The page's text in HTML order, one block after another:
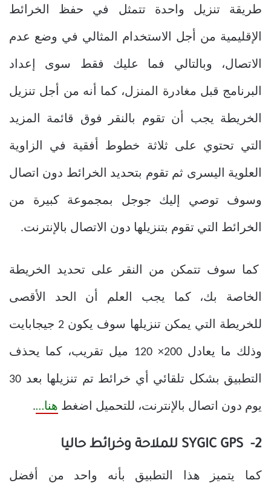
طريقة تنزيل واحدة تتمثل في حفظ الخرائط
الإقليمية من أجل الاستخدام المثالي في وضع عدم
الاتصال، وبالتالي فما عليك فقط سوى إعداد
البرنامج قبل مغادرة المنزل، كما أنه من أجل تنزيل
الخريطة يجب أن تقوم بالنقر فوق قائمة المزيد
التي تحتوي على ثلاثة خطوط أفقية في الزاوية
العلوية اليسرى ثم تقوم بتحديد الخرائط دون اتصال
وسوف توصي إليك جوجل بمجموعة كبيرة من
الخرائط التي تقوم بتنزيلها دون الاتصال بالإنترنت.
كما سوف تتمكن من النقر على تحديد الخريطة
الخاصة بك، كما يجب العلم أن الحد الأقصى
للخريطة التي يمكن تنزيلها سوف يكون 2 جيجابايت
وذلك ما يعادل 200× 120 ميل تقريب، كما يحذف
التطبيق بشكل تلقائي أي خرائط تم تنزيلها بعد 30
يوم دون اتصال بالإنترنت، للتحميل اضغط هنا….
2- SYGIC GPS للملاحة وخرائط حاليا
كما يتميز هذا التطبيق بأنه واحد من أفضل